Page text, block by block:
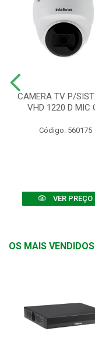
CAMERA TV P/
VHD 1220 D MIC
Código: 560175
VER PREÇO
OS MAIS VENDIDOS